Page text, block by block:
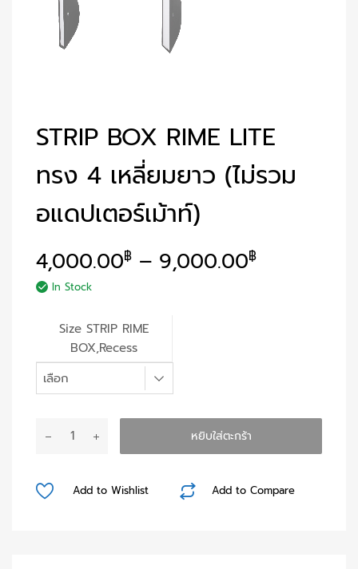
STRIP BOX RIME LITE
ทรง 4 เหลี่ยมยาว (ไม่รวม
อแดปเตอร์เม้าท์)
4,000.00฿ – 9,000.00฿
In Stock
Size STRIP RIME
BOX,Recess
หยิบใส่ตะกร้า
Add to Compare
Add to Wishlist